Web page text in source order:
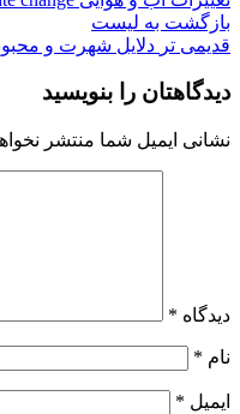
بازگشت به لیست
قدیمی تر دلایل شهرت و
دیدگاهتان را بنویسید
نشانی ایمیل شما منتشر
دیدگاه *
نام *
ایمیل *